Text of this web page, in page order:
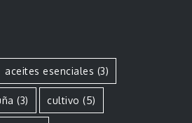
aceites esenciales (3)
(3) cultivo (5)